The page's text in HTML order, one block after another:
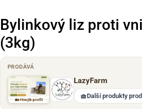
Bylinkový liz proti
(3kg)
PRODÁVÁ
🏡 Hnojík profil
LazyFarm
🧺Další produkty